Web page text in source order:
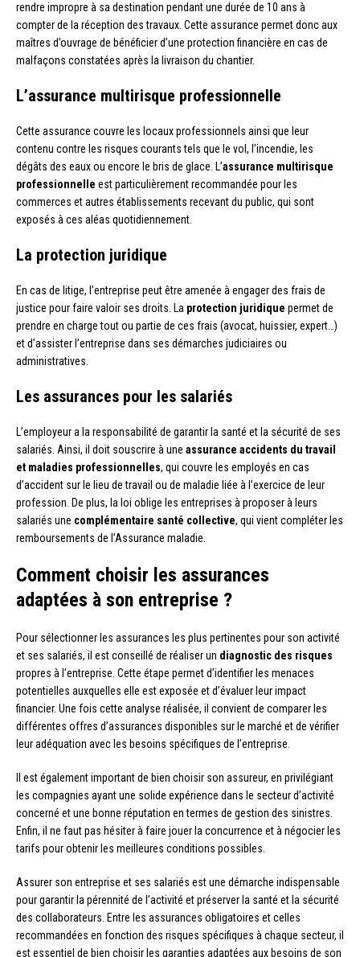
rendre impropre à sa destination pendant une durée de 10 ans à
compter de la réception des travaux. Cette assurance permet donc aux
maîtres d’ouvrage de bénéficier d’une protection financière en cas de
malfaçons constatées après la livraison du chantier.
L’assurance multirisque professionnelle
Cette assurance couvre les locaux professionnels ainsi que leur
contenu contre les risques courants tels que le vol, l’incendie, les
dégâts des eaux ou encore le bris de glace. L’assurance multirisque
professionnelle est particulièrement recommandée pour les
commerces et autres établissements recevant du public, qui sont
exposés à ces aléas quotidiennement.
La protection juridique
En cas de litige, l’entreprise peut être amenée à engager des frais de
justice pour faire valoir ses droits. La protection juridique permet de
prendre en charge tout ou partie de ces frais (avocat, huissier, expert…)
et d’assister l’entreprise dans ses démarches judiciaires ou
administratives.
Les assurances pour les salariés
L’employeur a la responsabilité de garantir la santé et la sécurité de ses
salariés. Ainsi, il doit souscrire à une assurance accidents du travail
et maladies professionnelles, qui couvre les employés en cas
d’accident sur le lieu de travail ou de maladie liée à l’exercice de leur
profession. De plus, la loi oblige les entreprises à proposer à leurs
salariés une complémentaire santé collective, qui vient compléter les
remboursements de l’Assurance maladie.
Comment choisir les assurances
adaptées à son entreprise ?
Pour sélectionner les assurances les plus pertinentes pour son activité
et ses salariés, il est conseillé de réaliser un diagnostic des risques
propres à l’entreprise. Cette étape permet d’identifier les menaces
potentielles auxquelles elle est exposée et d’évaluer leur impact
financier. Une fois cette analyse réalisée, il convient de comparer les
différentes offres d’assurances disponibles sur le marché et de vérifier
leur adéquation avec les besoins spécifiques de l’entreprise.
Il est également important de bien choisir son assureur, en privilégiant
les compagnies ayant une solide expérience dans le secteur d’activité
concerné et une bonne réputation en termes de gestion des sinistres.
Enfin, il ne faut pas hésiter à faire jouer la concurrence et à négocier les
tarifs pour obtenir les meilleures conditions possibles.
Assurer son entreprise et ses salariés est une démarche indispensable
pour garantir la pérennité de l’activité et préserver la santé et la sécurité
des collaborateurs. Entre les assurances obligatoires et celles
recommandées en fonction des risques spécifiques à chaque secteur, il
est essentiel de bien choisir les garanties adaptées aux besoins de son